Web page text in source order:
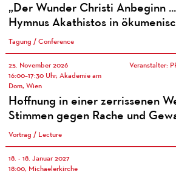
„Der Wunder Christi Anbeginn
Hymnus Akathistos in
Tagung / Conference
25. November 2026
16:00–17:30 Uhr, Akademie am
Dom, Wien
Veranstalter:
Hoffnung in einer zerrissenen
Stimmen gegen Rache und
Vortrag / Lecture
18. - 18. Januar 2027
18:00, Michaelerkirche